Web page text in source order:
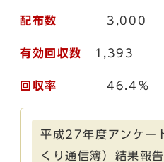
配布数 3,000
有効回収数 1,393
回収率46.4％
平成27年度アンケー
くり通信簿）結果報